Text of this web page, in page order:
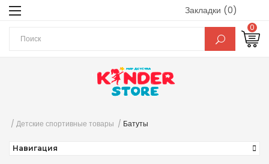
Закладки (0)
0
Детские спортивные товары Батуты
Навигация